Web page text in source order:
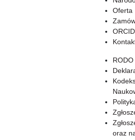
Oferta
ORCID
RODO
oraz